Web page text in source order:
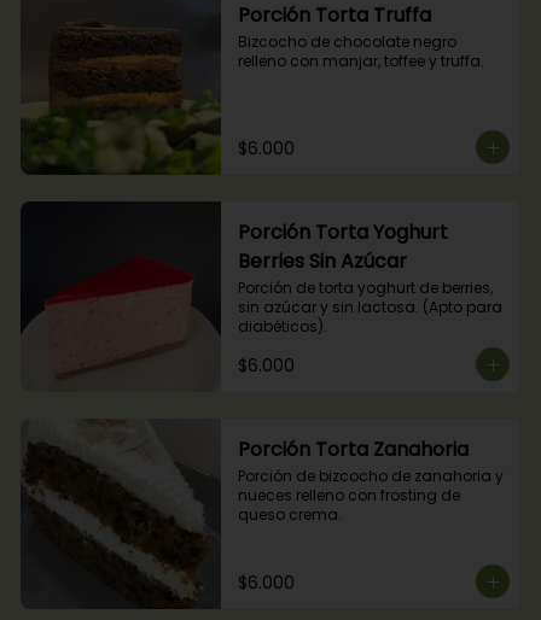
Porción Torta Truffa
Bizcocho de chocolate negro
relleno con manjar, toffee y truffa.
$6.000
Porción Torta Yoghurt
Berries Sin Azúcar
Porción de torta yoghurt de berries,
sin azúcar y sin lactosa. (Apto para
diabéticos).
$6.000
Porción Torta Zanahoria
Porción de bizcocho de zanahoria y
nueces relleno con frosting de
queso crema.
$6.000